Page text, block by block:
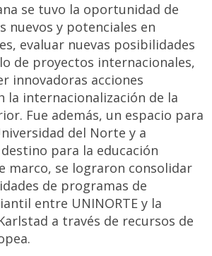
se tuvo la oportunidad de
nuevos y potenciales en
evaluar nuevas posibilidades
de proyectos internacionales,
innovadoras acciones
la internacionalización de la
Fue además, un espacio para
del Norte y a
para la educación
marco, se lograron consolidar
de programas de
entre UNINORTE y la
a través de recursos de